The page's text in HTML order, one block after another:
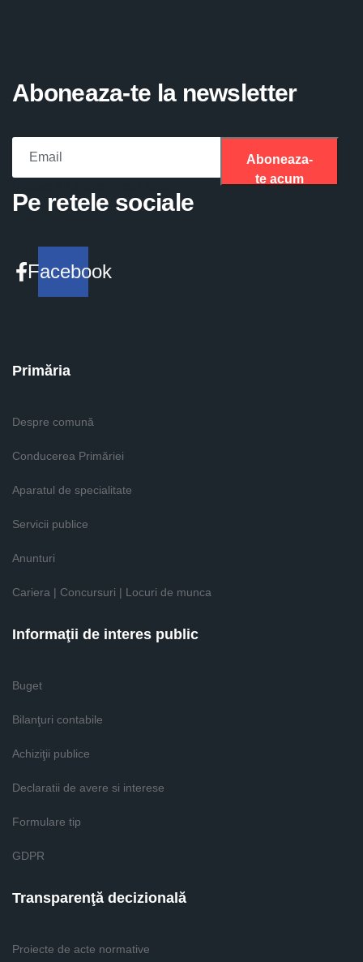
Aboneaza-te la newsletter
Aboneaza-
te acum
Pe retele sociale
Facebook
Primăria
Despre comună
Conducerea Primăriei
Aparatul de specialitate
Servicii publice
Anunturi
Cariera | Concursuri | Locuri de munca
Informaţii de interes public
Buget
Bilanţuri contabile
Achiziţii publice
Declaratii de avere si interese
Formulare tip
GDPR
Transparenţă decizională
Proiecte de acte normative